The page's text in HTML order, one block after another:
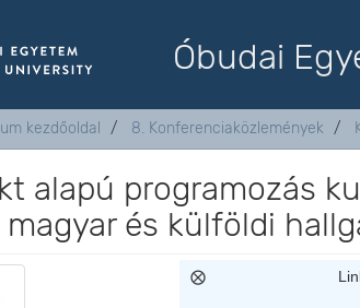
Óbudai
kezdőoldal 8. Konferenciaközlemények
alapú programozás
magyar és külföldi